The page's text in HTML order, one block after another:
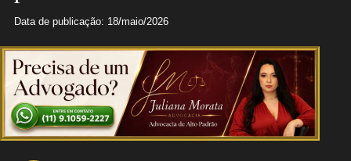
Data de publicação: 18/maio/2026